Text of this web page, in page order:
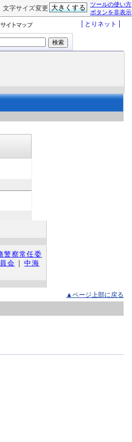
ツールの使い方
ボタンを非表示
文字サイズ変更 大きくする
とりネット
警察常任委
会 ｜ 中海
▲ページ上部に戻る